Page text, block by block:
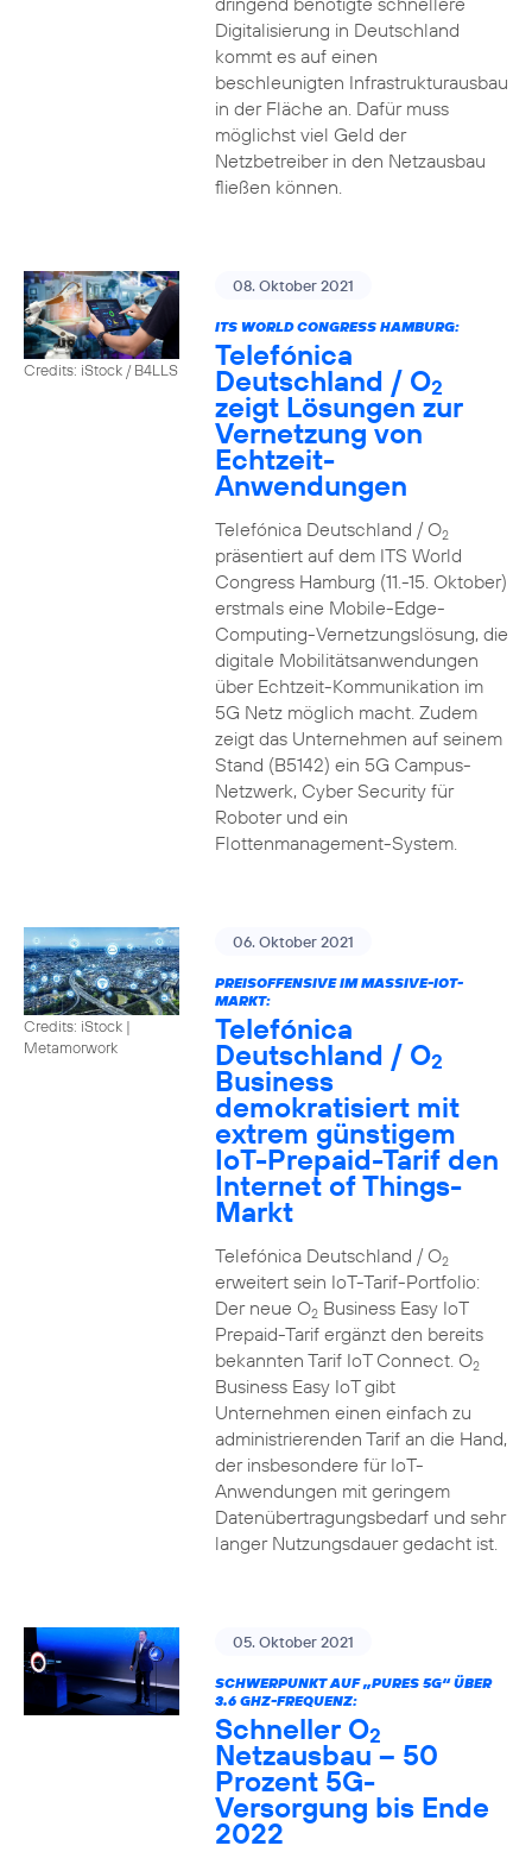
Digitalisierung in Deutschland
kommt es auf einen
beschleunigten Infrastrukturausbau
in der Fläche an. Dafür muss
möglichst viel Geld der
Netzbetreiber in den Netzausbau
fließen können.
Credits: iStock / B4LLS
08. Oktober 2021
ITS WORLD CONGRESS HAMBURG:
Telefónica
Deutschland / O2
zeigt Lösungen zur
Vernetzung von
Echtzeit-
Anwendungen
Telefónica Deutschland / O2
präsentiert auf dem ITS World
Congress Hamburg (11.-15. Oktober)
erstmals eine Mobile-Edge-
Computing-Vernetzungslösung, die
digitale Mobilitätsanwendungen
über Echtzeit-Kommunikation im
5G Netz möglich macht. Zudem
zeigt das Unternehmen auf seinem
Stand (B5142) ein 5G Campus-
Netzwerk, Cyber Security für
Roboter und ein
Flottenmanagement-System.
Credits: iStock |
Metamorwork
06. Oktober 2021
PREISOFFENSIVE IM MASSIVE-IOT-
MARKT:
Telefónica
Deutschland / O2
Business
demokratisiert mit
extrem günstigem
IoT-Prepaid-Tarif den
Internet of Things-
Markt
Telefónica Deutschland / O2
erweitert sein IoT-Tarif-Portfolio:
Der neue O2Business Easy IoT
Prepaid-Tarif ergänzt den bereits
bekannten Tarif IoT Connect. O2
Business Easy IoT gibt
Unternehmen einen einfach zu
administrierenden Tarif an die Hand,
der insbesondere für IoT-
Anwendungen mit geringem
Datenübertragungsbedarf und sehr
langer Nutzungsdauer gedacht ist.
05. Oktober 2021
SCHWERPUNKT AUF „PURES 5G“ ÜBER
3.6 GHZ-FREQUENZ:
Schneller O2
Netzausbau – 50
Prozent 5G-
Versorgung bis Ende
2022